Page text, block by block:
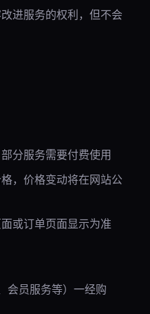
进服务的权利，但不会
分服务需要付费使用
，价格变动将在网站公
或订单页面显示为准
会员服务等）一经购